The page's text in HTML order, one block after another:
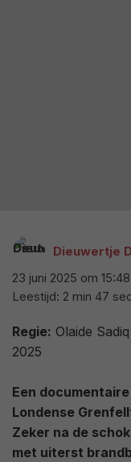
Dieuwertje
23 juni 2025 om 15:48
Leestijd: 2 min 47
Regie: Olaide Sadiq
2025
Een
Londense
Zeker na de
met uiterst